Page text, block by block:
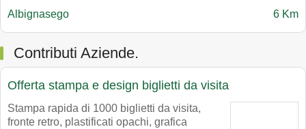
Albignasego
6 Km
Contributi Aziende.
Offerta stampa e design biglietti da visita
Stampa rapida di 1000 biglietti da visita,
fronte retro, plastificati opachi, grafica